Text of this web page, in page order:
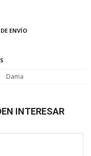
ENVÍO
Dama
INTERESAR